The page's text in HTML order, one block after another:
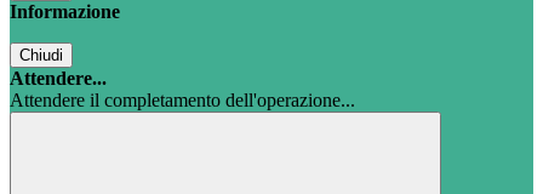
Informazione
Chiudi
Attendere...
Attendere il completamento dell'operazione...